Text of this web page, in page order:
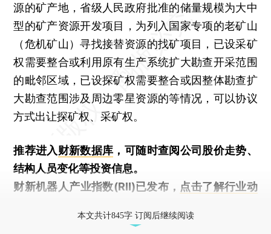
源的矿产地，省级人民政府批准的储量规模为大中
型的矿产资源开发项目，为列入国家专项的老矿山
（危机矿山）寻找接替资源的找矿项目，已设采矿
权需要整合或利用原有生产系统扩大勘查开采范围
的毗邻区域，已设探矿权需要整合或因整体勘查扩
大勘查范围涉及周边零星资源的等情况，可以协议
方式出让探矿权、采矿权。
推荐进入财新数据库 ，可随时查阅公司股价走势、
结构人员变化等投资信息。
财新机器人产业指数(RII)已发布， 点击了解行业动
本文共计845字 订阅后继续阅读